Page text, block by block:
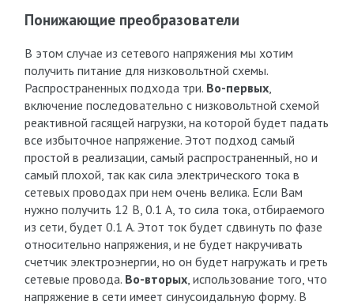
Понижающие преобразователи
В этом случае из сетевого напряжения мы хотим
получить питание для низковольтной схемы.
Распространенных подхода три. Во-первых,
включение последовательно с низковольтной схемой
реактивной гасящей нагрузки, на которой будет падать
все избыточное напряжение. Этот подход самый
простой в реализации, самый распространенный, но и
самый плохой, так как сила электрического тока в
сетевых проводах при нем очень велика. Если Вам
нужно получить 12 В, 0.1 А, то сила тока, отбираемого
из сети, будет 0.1 А. Этот ток будет сдвинуть по фазе
относительно напряжения, и не будет накручивать
счетчик электроэнергии, но он будет нагружать и греть
сетевые провода. Во-вторых, использование того, что
напряжение в сети имеет синусоидальную форму. В